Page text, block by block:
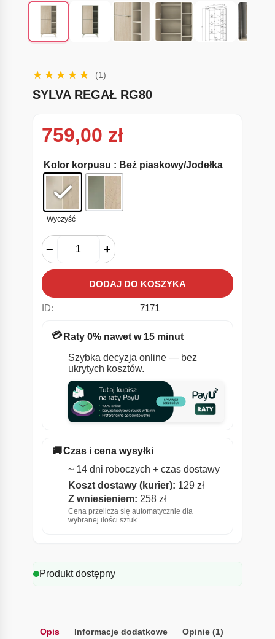
(1)
SYLVA REGAŁ RG80
759,00 zł
Kolor korpusu : Beż piaskowy/Jodełka
Wyczyść
− +
DODAJ DO KOSZYKA
ID: 7171
💳 Raty 0% nawet w 15 minut
Szybka decyzja online — bez
ukrytych kosztów.
🚚Czas i cena wysyłki
~ 14 dni roboczych + czas dostawy
Koszt dostawy (kurier): 129 zł
Z wniesieniem: 258 zł
Cena przelicza się automatycznie dla
wybranej ilości sztuk.
Produkt dostępny
Opis Informacje dodatkowe Opinie (1)